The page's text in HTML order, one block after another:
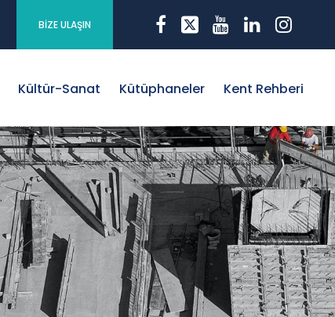
BİZE ULAŞIN
Kültür-Sanat Kütüphaneler Kent Rehberi